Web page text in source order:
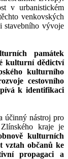
v urbanistickém
venkovských
stavebního vývoje
památek
kulturní dědictví
kulturního
cestovního
k identifikaci
účinný nástroj pro
kraje je
kulturních
vztah občanů ke
propagaci a